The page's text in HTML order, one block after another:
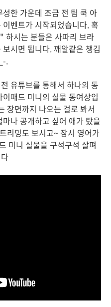
한 가운데 조금 전 팀 쿡 아
벤트가 시작되었습니다. 혹
하시는 분들은 사파리 브라
시면 됩니다. 깨알같은 챙김
.
유튜브를 통해서 하나의 동
패드 미니의 실물 동여상입
장면까지 나오는 걸로 봐서
나 공개하고 싶어 애가 탔을
리밍도 보시고~ 잠시 영어가
미니 실물을 구석구석 살펴